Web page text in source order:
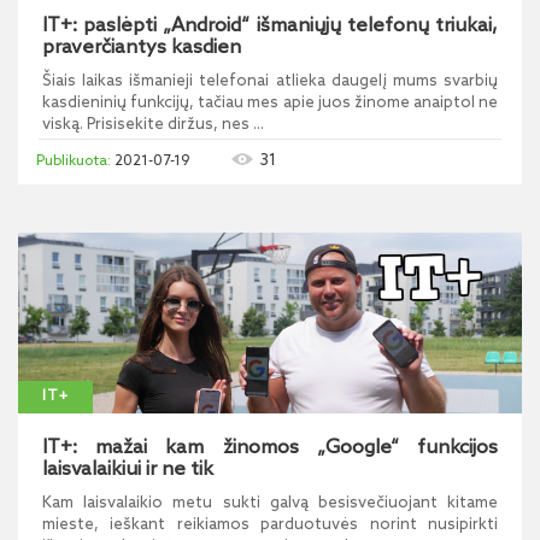
IT+: paslėpti „Android“ išmaniųjų telefonų triukai,
praverčiantys kasdien
Šiais laikas išmanieji telefonai atlieka daugelį mums svarbių
kasdieninių funkcijų, tačiau mes apie juos žinome anaiptol ne
viską. Prisisekite diržus, nes ...
2021-07-19 31
IT+
IT+: mažai kam žinomos „Google“ funkcijos
laisvalaikiui ir ne tik
Kam laisvalaikio metu sukti galvą besisvečiuojant kitame
mieste, ieškant reikiamos parduotuvės norint nusipirkti